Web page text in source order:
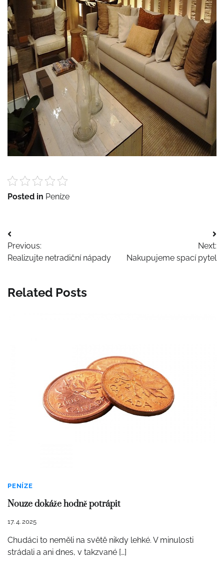
Posted in Peníze
Navigace
pro
Previous:
Realizujte netradiční nápady
Next:
Nakupujeme spací pytel
Related Posts
PENÍZE
Nouze dokáže hodně potrápit
17. 4. 2025
Chudáci to neměli na světě nikdy lehké. V minulosti
strádali a ani dnes, v takzvané […]